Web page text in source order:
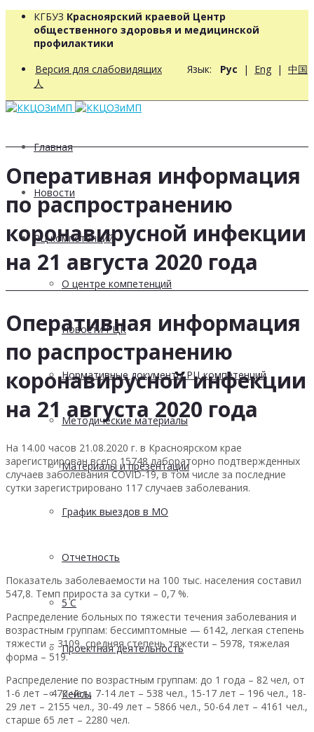
КГБУЗ Красноярский краевой Центр
общественного здоровья и медицинской
профилактики
Версия для слабовидящих Язык: Рус | Eng | 中国
人
Главная
Новости
РЦ компетенций
О центре компетенций
Новости РЦК
Нормативные документы РЦ компетенций
Методические материалы
Материалы и презентации
График выездов в МО
Отчетность
5 С
Проектная деятельность
Кейсы
Оперативная информация
по распространению
коронавирусной инфекции
на 21 августа 2020 года
Оперативная информация
по распространению
коронавирусной инфекции
на 21 августа 2020 года
На 14.00 часов 21.08.2020 г. в Красноярском крае
зарегистрирован всего 15748 лабораторно подтвержденных
случаев заболевания COVID-19, в том числе за последние
сутки зарегистрировано 117 случаев заболевания.
Показатель заболеваемости на 100 тыс. населения составил
547,8. Темп прироста за сутки – 0,7 %.
Распределение больных по тяжести течения заболевания и
возрастным группам: бессимптомные — 6142, легкая степень
тяжести – 3109, средняя степень тяжести – 5978, тяжелая
форма – 519.
Распределение по возрастным группам: до 1 года – 82 чел, от
1-6 лет – 470 чел., 7-14 лет – 538 чел., 15-17 лет – 196 чел., 18-
29 лет – 2155 чел., 30-49 лет – 5866 чел., 50-64 лет – 4161 чел.,
старше 65 лет – 2280 чел.